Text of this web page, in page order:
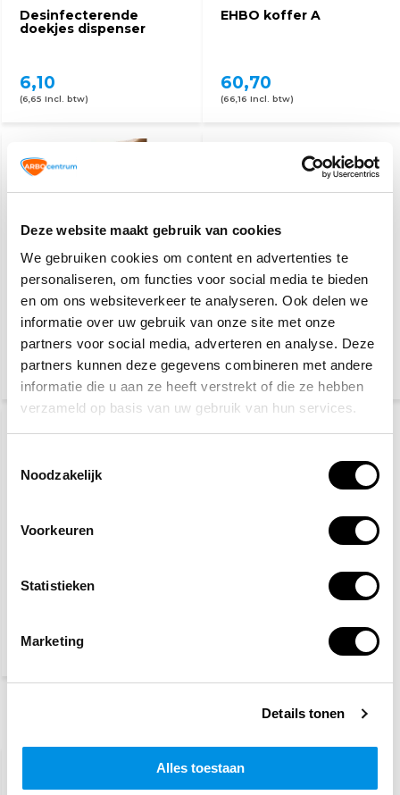
Deze website maakt gebruik van cookies
We gebruiken cookies om content en advertenties te
personaliseren, om functies voor social media te bieden
en om ons websiteverkeer te analyseren. Ook delen we
informatie over uw gebruik van onze site met onze
partners voor social media, adverteren en analyse. Deze
partners kunnen deze gegevens combineren met andere
informatie die u aan ze heeft verstrekt of die ze hebben
verzameld op basis van uw gebruik van hun services.
Noodzakelijk
Voorkeuren
Statistieken
Marketing
Details tonen
Alles toestaan
Desinfecterende
doekjes dispenser
6,10
(6,65 Incl. btw)
EHBO koffer A
60,70
(66,16 Incl. btw)
Ideaal zwachtel
2,952,60
(2,83 Incl. btw)
Pleisterdispenser
23,50
3,30